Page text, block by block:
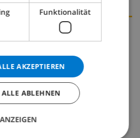
Funktionalität
AKZEPTIEREN
ALLE ABLEHNEN